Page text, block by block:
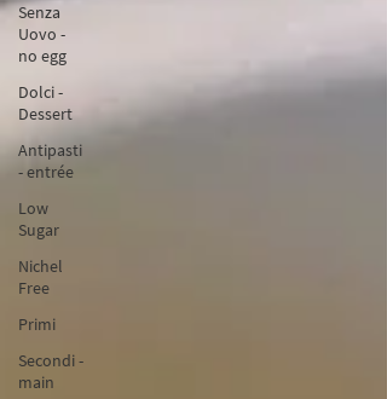
Senza
Uovo -
no egg
Dolci -
Dessert
Antipasti
- entrée
Low
Sugar
Nichel
Free
Primi
Secondi -
main